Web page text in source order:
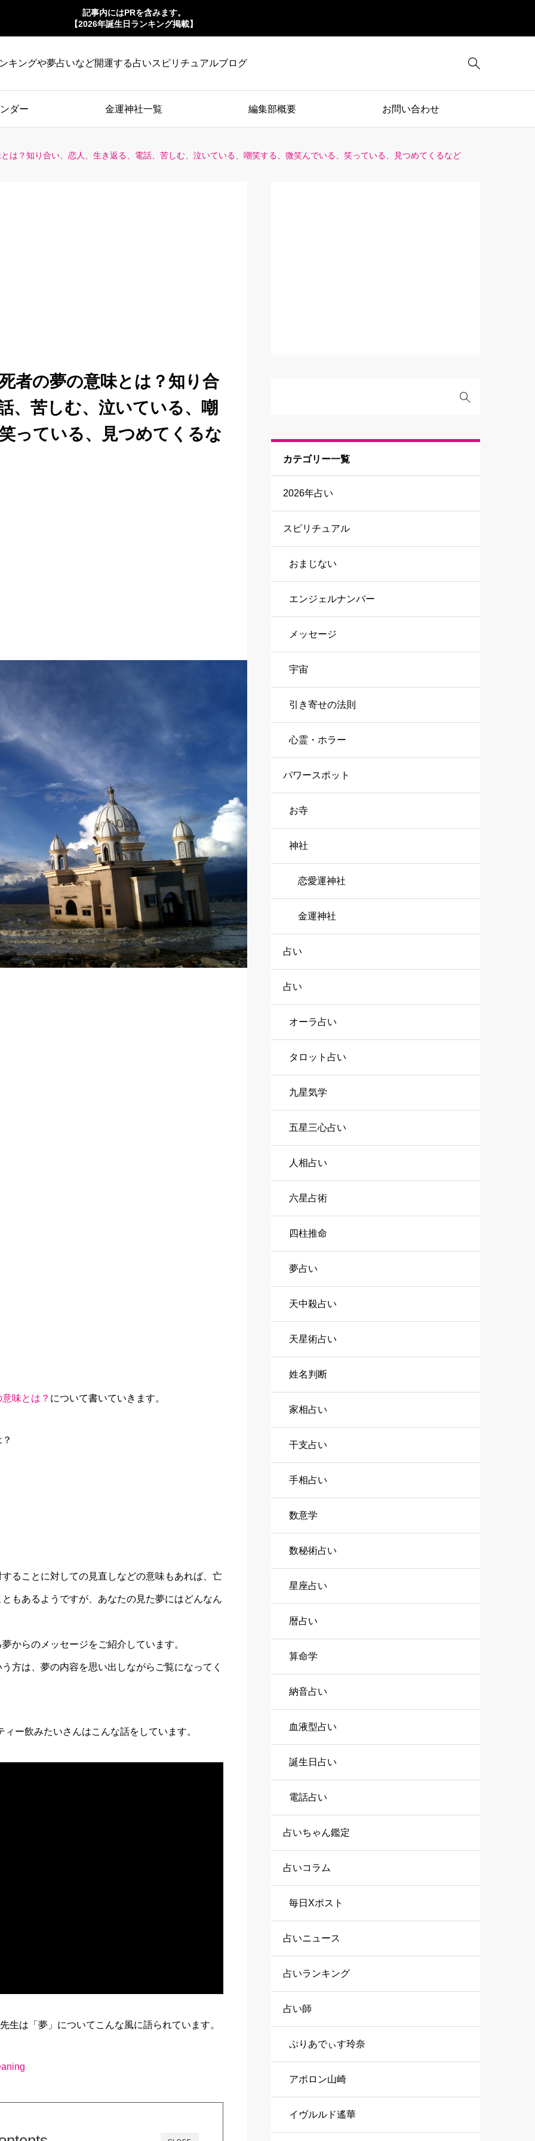
記事内にはPRを含みます。
【2026年誕生日ランキング掲載】
キングや夢占いなど開運する占いスピリチュアルブログ 
ダー 金運神社一覧 編集部概要 お問い合わせ
は？知り合い、恋人、生き返る、電話、苦しむ、泣いている、嘲笑する、微笑んでいる、笑っている、見つめてくるなど
者の夢の意味とは？知り合
、苦しむ、泣いている、嘲
っている、見つめてくるな
味とは？ について書いていきます。
ることに対しての見直しなどの意味もあれば、亡
もあるようですが、あなたの見た夢にはどんなん
からのメッセージをご紹介しています。
方は、夢の内容を思い出しながらご覧になってく
ー飲みたいさんはこんな話をしています。
生は「夢」についてこんな風に語られています。
カテゴリー一覧
2026年占い
スピリチュアル
おまじない
エンジェルナンバー
メッセージ
宇宙
引き寄せの法則
心霊・ホラー
パワースポット
お寺
神社
恋愛運神社
金運神社
占い
占い
オーラ占い
タロット占い
九星気学
五星三心占い
人相占い
六星占術
四柱推命
夢占い
天中殺占い
天星術占い
姓名判断
家相占い
干支占い
手相占い
数意学
数秘術占い
星座占い
暦占い
算命学
納音占い
血液型占い
誕生日占い
電話占い
占いちゃん鑑定
占いコラム
毎日Xポスト
占いニュース
占いランキング
占い師
ぷりあでぃす玲奈
アポロン山崎
イヴルルド遙華